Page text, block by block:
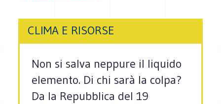
CLIMA E RISORSE
Non si salva neppure il liquido
elemento. Di chi sarà la colpa?
Da la Repubblica del 19